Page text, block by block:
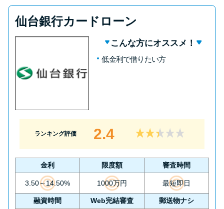
仙台銀行カードローン
こんな方にオススメ！
低金利で借りたい方
ランキング評価 2.4
金利 限度額 審査時間
3.50～14.50% 1000万円 最短即日
融資時間 Web完結審査 郵送物ナシ